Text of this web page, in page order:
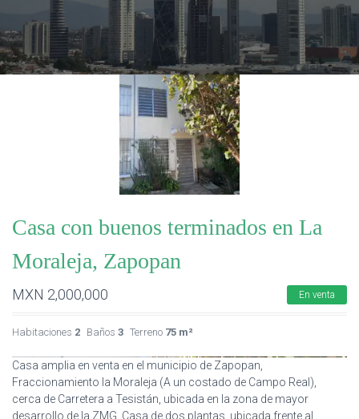
Casa con buenos terminados en La
Moraleja, Zapopan
MXN 2,000,000 En venta
Habitaciones 2 Baños 3 Terreno 75 m²
Casa amplia en venta en el municipio de Zapopan,
Fraccionamiento la Moraleja (A un costado de Campo Real),
cerca de Carretera a Tesistán, ubicada en la zona de mayor
desarrollo de la ZMG. Casa de dos plantas, ubicada frente al